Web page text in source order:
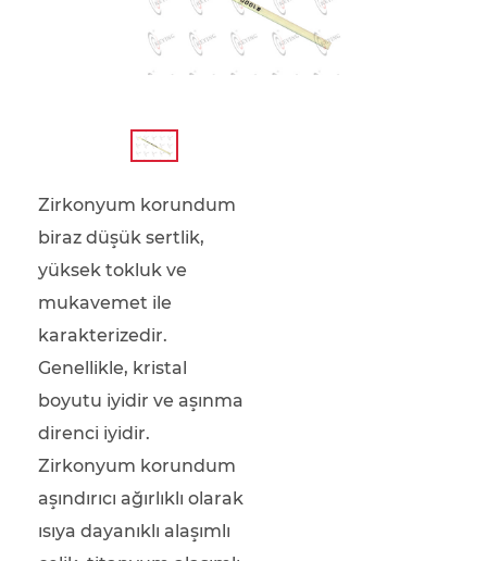
Zirkonyum korundum
biraz düşük sertlik,
yüksek tokluk ve
mukavemet ile
karakterizedir.
Genellikle, kristal
boyutu iyidir ve aşınma
direnci iyidir.
Zirkonyum korundum
aşındırıcı ağırlıklı olarak
ısıya dayanıklı alaşımlı